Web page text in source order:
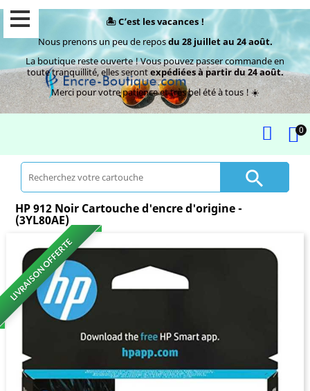
🏝️ C’est les vacances !
Nous prenons un peu de reposdu 28 juillet au 24 août.
La boutique reste ouverte ! Vous pouvez passer commande en
toute tranquillité, elles serontexpédiées à partir du 24 août.
Merci pour votre patience et très bel été à tous ! ☀️
0

HP 912 Noir Cartouche d'encre d'origine -
(3YL80AE)
LIVRAISON OFFERTE